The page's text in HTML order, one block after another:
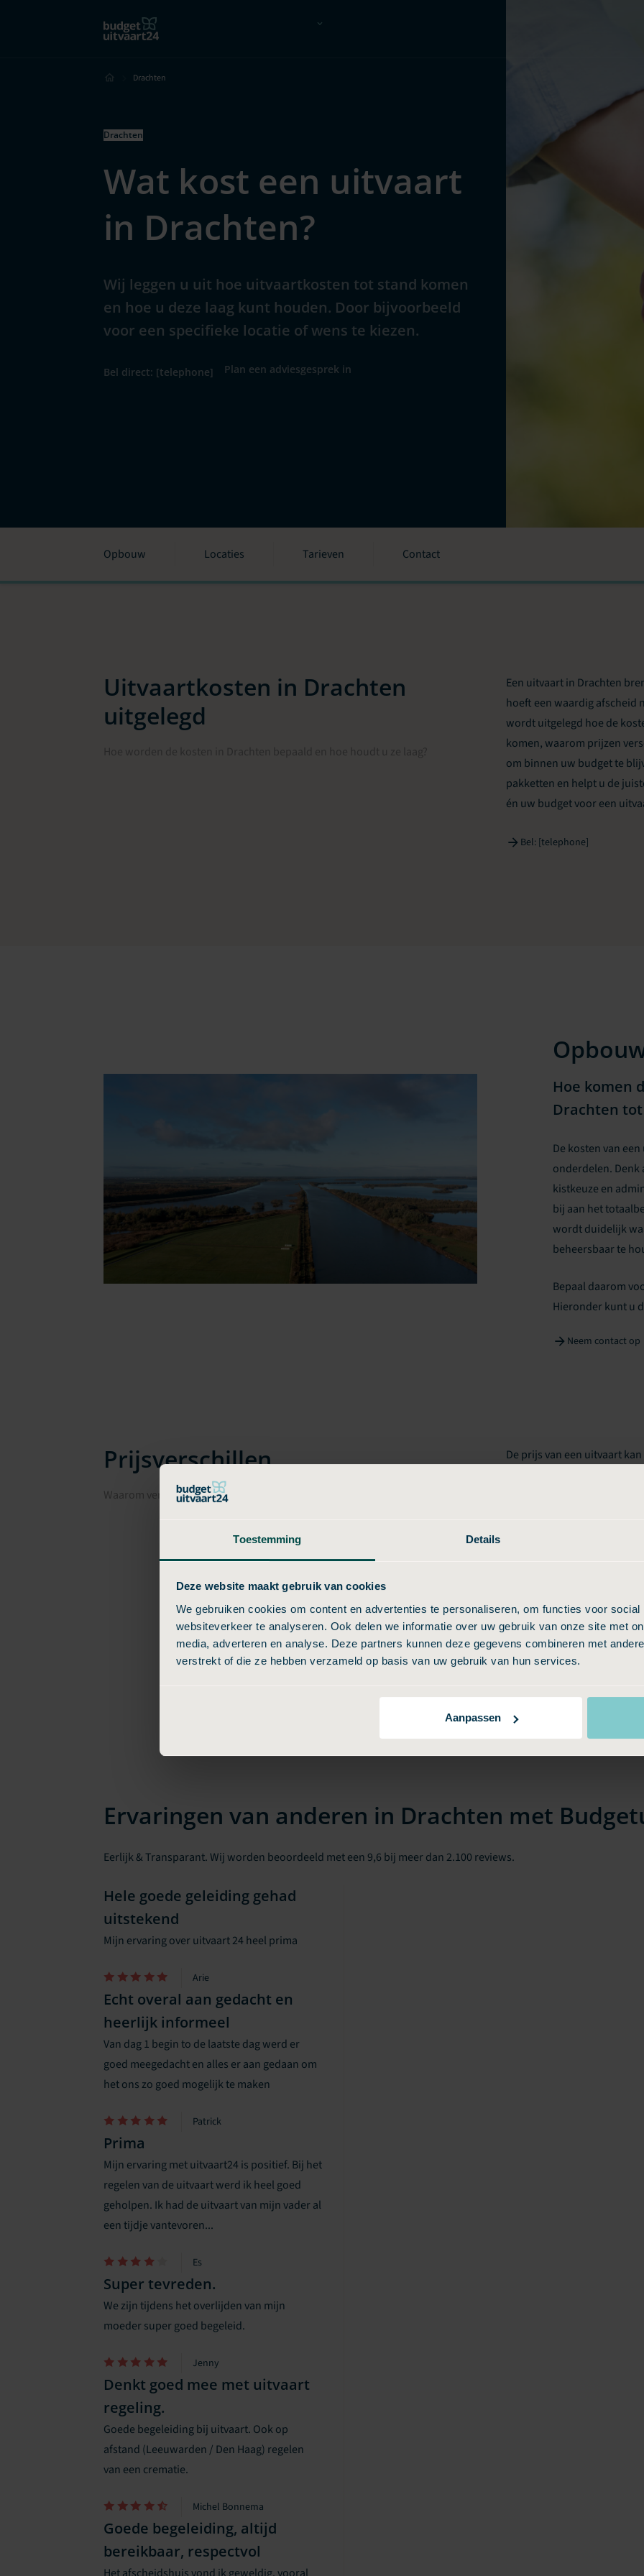
Toestemming Details
Deze website maakt gebruik van cookies
We gebruiken cookies om content en advertenties te personaliseren, om functies voor social
websiteverkeer te analyseren. Ook delen we informatie over uw gebruik van onze site met
media, adverteren en analyse. Deze partners kunnen deze gegevens combineren met
verstrekt of die ze hebben verzameld op basis van uw gebruik van hun services.
Aanpassen
Drachten
Drachten
Wat kost een uitvaart
in Drachten?
Wij leggen u uit hoe uitvaartkosten tot stand komen
en hoe u deze laag kunt houden. Door bijvoorbeeld
voor een specifieke locatie of wens te kiezen.
Bel direct: [telephone] Plan een adviesgesprek in
Opbouw Locaties Tarieven Contact
Uitvaartkosten in Drachten
uitgelegd
Een uitvaart in Drachten
hoeft een waardig afscheid
wordt uitgelegd hoe de
komen, waarom prijzen
om binnen uw budget te
pakketten en helpt u de
én uw budget voor een
Bel: [telephone]
Hoe komen
Drachten
De kosten van
onderdelen. Denk
kistkeuze en
bij aan het
wordt duidelijk
beheersbaar te
Bepaal daarom
Hieronder kunt u
Neem contact op
Prijsverschillen
Waarom verschillen uitvaartkosten in Drachten per aanbieder?
De prijs van een uitvaart
komt door verschillen in
regio Drachten, de manier
extra kosten. Sommige
altijd duidelijk zijn,
bepaalde voordelen niet
Ervaringen van anderen in Drachten met
Eerlijk & Transparant. Wij worden beoordeeld met een 9,6 bij meer dan 2.100 reviews.
Hele goede geleiding gehad
uitstekend
Mijn ervaring over uitvaart 24 heel prima
Arie
Echt overal aan gedacht en
heerlijk informeel
Van dag 1 begin to de laatste dag werd er
goed meegedacht en alles er aan gedaan om
het ons zo goed mogelijk te maken
Patrick
Prima
Mijn ervaring met uitvaart24 is positief. Bij het
regelen van de uitvaart werd ik heel goed
geholpen. Ik had de uitvaart van mijn vader al
een tijdje vantevoren...
Es
Super tevreden.
We zijn tijdens het overlijden van mijn
moeder super goed begeleid.
Jenny
Denkt goed mee met uitvaart
regeling.
Goede begeleiding bij uitvaart. Ook op
afstand (Leeuwarden / Den Haag) regelen
van een crematie.
Michel Bonnema
Goede begeleiding, altijd
bereikbaar, respectvol